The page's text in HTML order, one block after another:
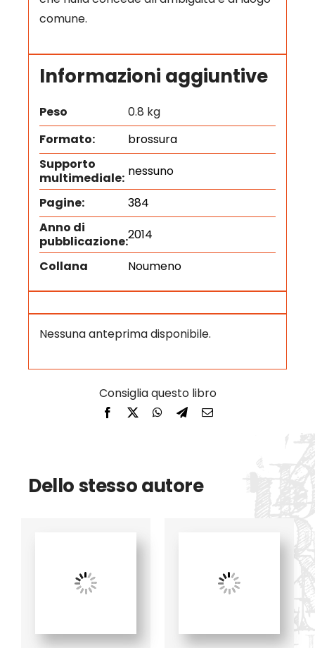
comune.
Informazioni aggiuntive
Peso
0.8 kg
Formato:
brossura
Supporto
multimediale: nessuno
Pagine:
384
Anno di
pubblicazione:2014
Collana
Noumeno
Nessuna anteprima disponibile.
Dello stesso autore